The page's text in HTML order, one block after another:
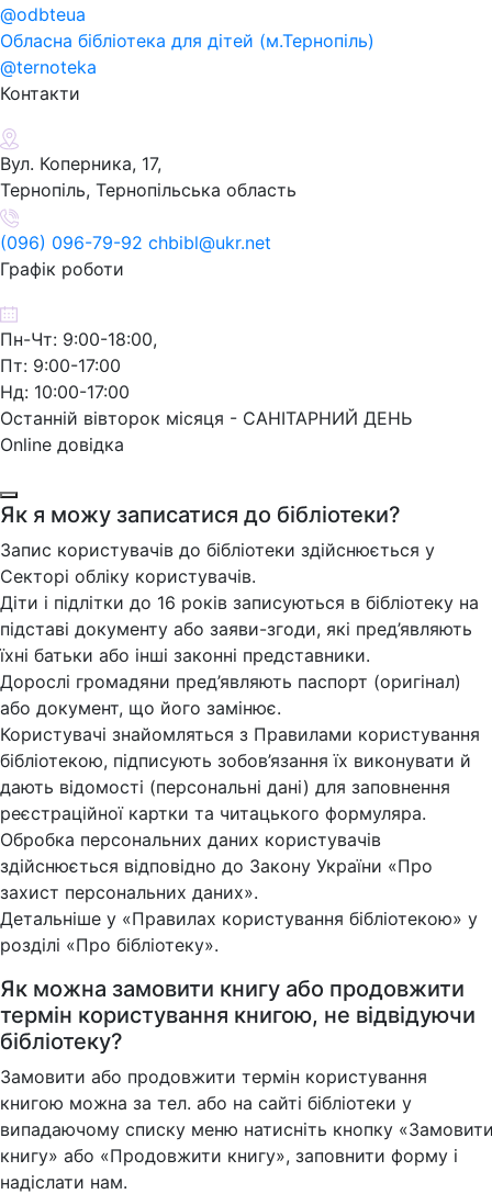
@odbteua
Обласна бібліотека для дітей (м.Тернопіль)
@ternoteka
Контакти
Вул. Коперника, 17,
Тернопіль, Тернопільська область
(096) 096-79-92 chbibl@ukr.net
Графік роботи
Пн-Чт: 9:00-18:00,
Пт: 9:00-17:00
Нд: 10:00-17:00
Останній вівторок місяця - САНІТАРНИЙ ДЕНЬ
Online довідка
Як я можу записатися до бібліотеки?
Запис користувачів до бібліотеки здійснюється у
Секторі обліку користувачів.
Діти і підлітки до 16 років записуються в бібліотеку на
підставі документу або заяви-згоди, які пред’являють
їхні батьки або інші законні представники.
Дорослі громадяни пред’являють паспорт (оригінал)
або документ, що його замінює.
Користувачі знайомляться з Правилами користування
бібліотекою, підписують зобов’язання їх виконувати й
дають відомості (персональні дані) для заповнення
реєстраційної картки та читацького формуляра.
Обробка персональних даних користувачів
здійснюється відповідно до Закону України «Про
захист персональних даних».
Детальніше у «Правилах користування бібліотекою» у
розділі «Про бібліотеку».
Як можна замовити книгу або продовжити
термін користування книгою, не відвідуючи
бібліотеку?
Замовити або продовжити термін користування
книгою можна за тел. або на сайті бібліотеки у
випадаючому списку меню натисніть кнопку
книгу» або «Продовжити книгу», заповнити форму і
надіслати нам.